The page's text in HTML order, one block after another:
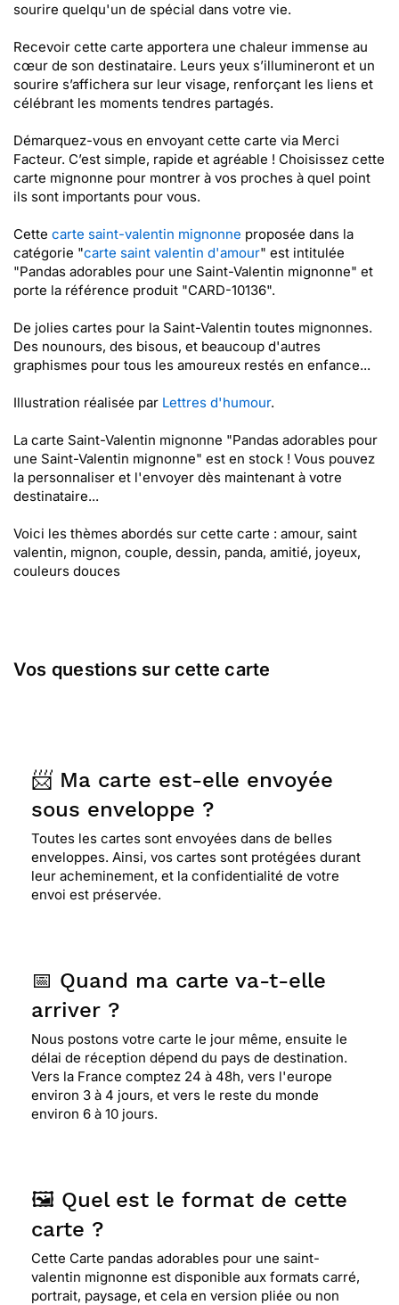
sourire quelqu'un de spécial dans votre vie.
Recevoir cette carte apportera une chaleur immense au
cœur de son destinataire. Leurs yeux s’illumineront et un
sourire s’affichera sur leur visage, renforçant les liens et
célébrant les moments tendres partagés.
Démarquez-vous en envoyant cette carte via Merci
Facteur. C’est simple, rapide et agréable ! Choisissez cette
carte mignonne pour montrer à vos proches à quel point
ils sont importants pour vous.
Cette carte saint-valentin mignonne proposée dans la
catégorie "carte saint valentin d'amour" est intitulée
"Pandas adorables pour une Saint-Valentin mignonne" et
porte la référence produit "CARD-10136".
De jolies cartes pour la Saint-Valentin toutes mignonnes.
Des nounours, des bisous, et beaucoup d'autres
graphismes pour tous les amoureux restés en enfance...
Illustration réalisée par Lettres d'humour.
La carte Saint-Valentin mignonne "Pandas adorables pour
une Saint-Valentin mignonne" est en stock ! Vous pouvez
la personnaliser et l'envoyer dès maintenant à votre
destinataire...
Voici les thèmes abordés sur cette carte : amour, saint
valentin, mignon, couple, dessin, panda, amitié, joyeux,
couleurs douces
Vos questions sur cette carte
📨 Ma carte est-elle envoyée
sous enveloppe ?
Toutes les cartes sont envoyées dans de belles
enveloppes. Ainsi, vos cartes sont protégées durant
leur acheminement, et la confidentialité de votre
envoi est préservée.
📅 Quand ma carte va-t-elle
arriver ?
Nous postons votre carte le jour même, ensuite le
délai de réception dépend du pays de destination.
Vers la France comptez 24 à 48h, vers l'europe
environ 3 à 4 jours, et vers le reste du monde
environ 6 à 10 jours.
🖼️ Quel est le format de cette
carte ?
Cette Carte pandas adorables pour une saint-
valentin mignonne est disponible aux formats carré,
portrait, paysage, et cela en version pliée ou non